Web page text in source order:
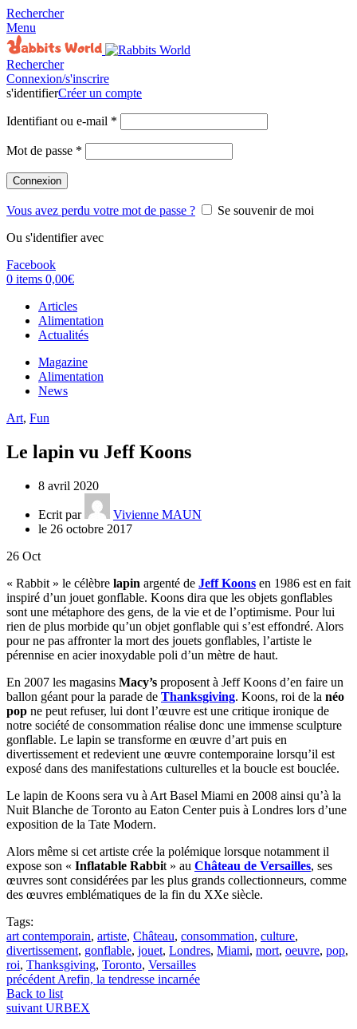
Rechercher
Menu
Rechercher
Connexion/s'inscrire
s'identifierCréer un compte
Identifiant ou e-mail *
Mot de passe *
Connexion
Vous avez perdu votre mot de passe ?
Se souvenir de moi
Ou s'identifier avec
Facebook
0 items 0,00€
Articles
Alimentation
Actualités
Magazine
Alimentation
News
Art, Fun
Le lapin vu Jeff Koons
8 avril 2020
Ecrit par
Vivienne MAUN
le 26 octobre 2017
26 Oct
« Rabbit » le célèbre lapin argenté de Jeff Koons en 1986 est en fait
inspiré d’un jouet gonflable. Koons dira que les objets gonflables
sont une métaphore des gens, de la vie et de l’optimisme. Pour lui
rien de plus morbide qu’un objet gonflable qui s’est effondré. Alors
pour ne pas affronter la mort des jouets gonflables, l’artiste le
pérennise en acier inoxydable poli d’un mètre de haut.
En 2007 les magasins Macy’s proposent à Jeff Koons d’en faire un
ballon géant pour la parade de Thanksgiving. Koons, roi de la néo
pop ne peut refuser, lui dont l’œuvre est une critique ironique de
notre société de consommation réalise donc une immense sculpture
gonflable. Le lapin se transforme en œuvre d’art puis en
divertissement et redevient une œuvre contemporaine lorsqu’il est
exposé dans des manifestations culturelles et la boucle est bouclée.
Le lapin de Koons sera vu à Art Basel Miami en 2008 ainsi qu’à la
Nuit Blanche de Toronto au Eaton Center puis à Londres lors d’une
exposition de la Tate Modern.
Alors même si cet artiste crée la polémique lorsque notamment il
expose son « Inflatable Rabbit » au Château de Versailles, ses
œuvres sont considérées par les plus grands collectionneurs, comme
des œuvres emblématiques de la fin du XXe siècle.
Tags:
art contemporain, artiste, Château, consommation, culture,
divertissement, gonflable, jouet, Londres, Miami, mort, oeuvre, pop,
roi, Thanksgiving, Toronto, Versailles
précédent Arefin, la tendresse incarnée
Back to list
suivant URBEX